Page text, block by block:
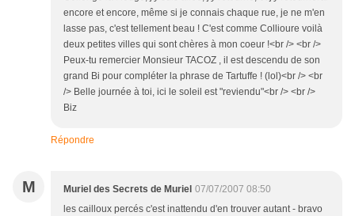
encore et encore, même si je connais chaque rue, je ne m'en
lasse pas, c'est tellement beau ! C'est comme Collioure voilà
deux petites villes qui sont chères à mon coeur !<br /> <br />
Peux-tu remercier Monsieur TACOZ , il est descendu de son
grand Bi pour compléter la phrase de Tartuffe ! (lol)<br /> <br
/> Belle journée à toi, ici le soleil est "reviendu"<br /> <br />
Biz
Répondre
M Muriel des Secrets de Muriel 07/07/2007 08:50
les cailloux percés c'est inattendu d'en trouver autant - bravo